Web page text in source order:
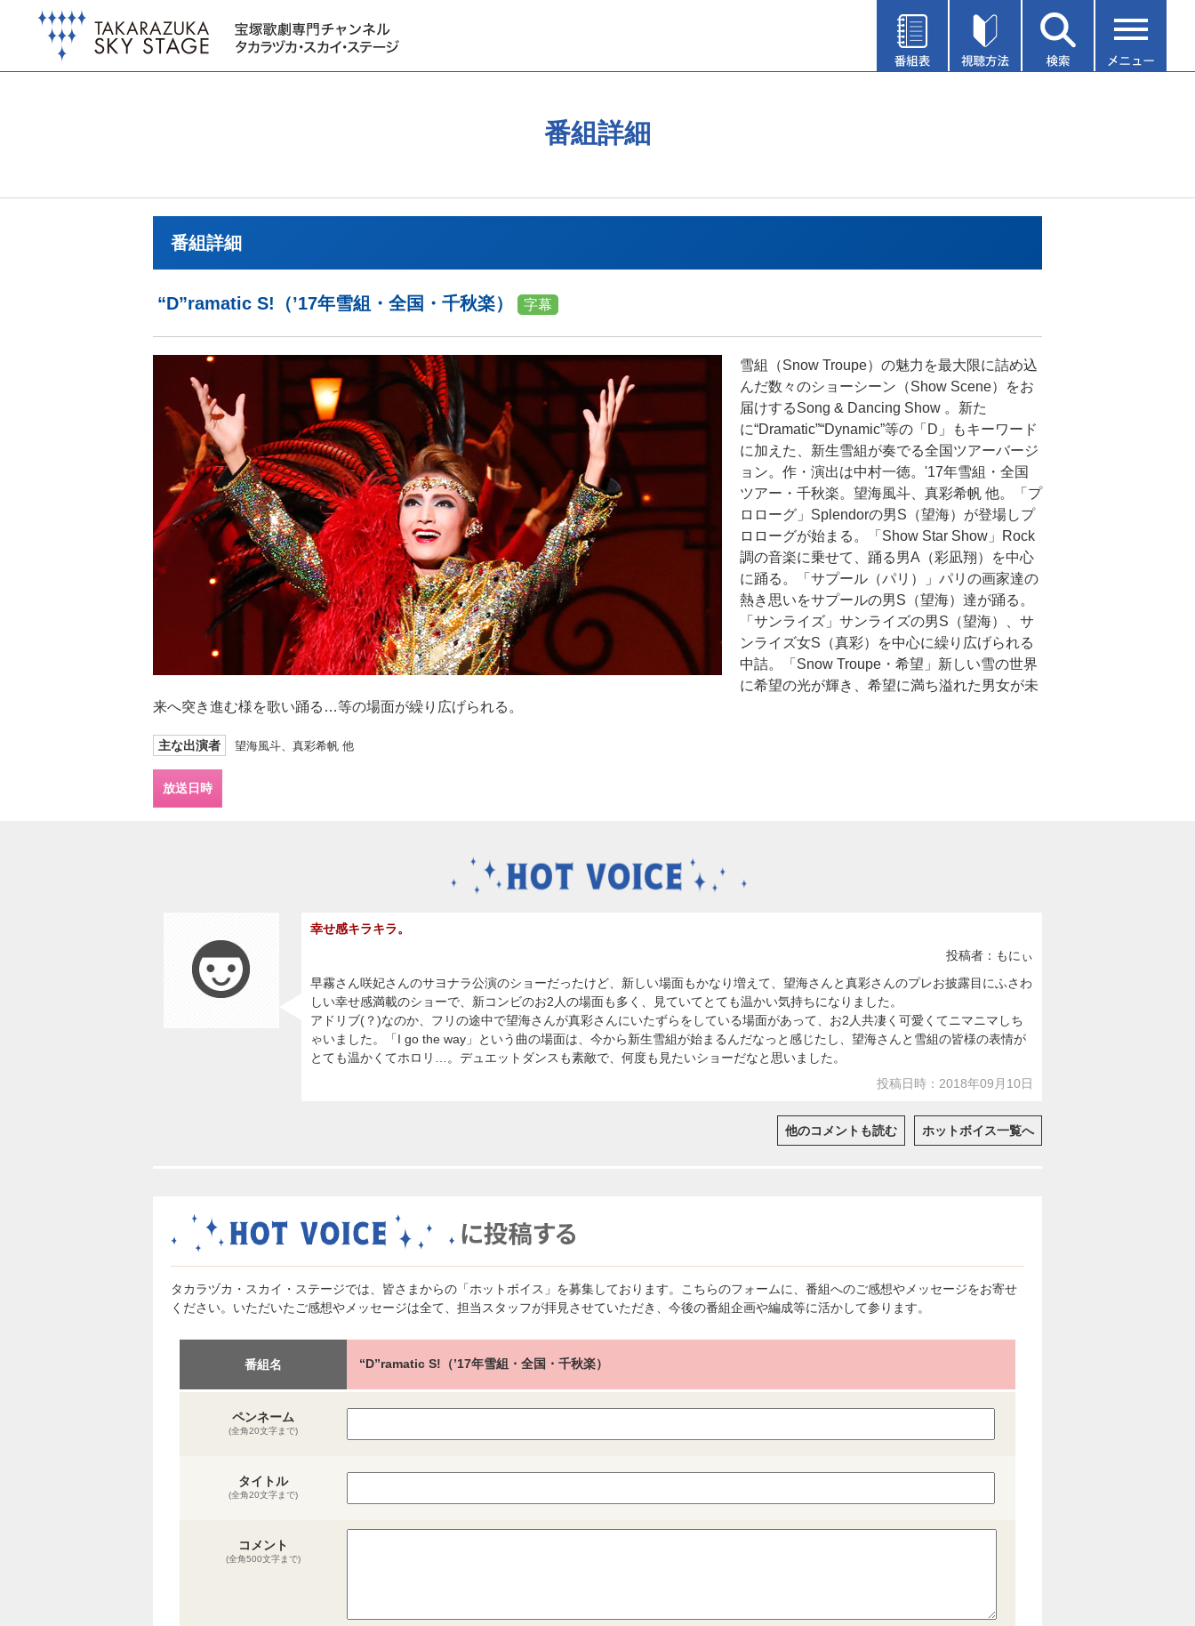
番組詳細
番組詳細
“D”ramatic S!（’17年雪組・全国・千秋楽） 字幕
雪組（Snow Troupe）の魅力を最大限に詰め込
んだ数々のショーシーン（Show Scene）をお
届けするSong & Dancing Show 。新た
に“Dramatic”“Dynamic”等の「D」もキーワード
に加えた、新生雪組が奏でる全国ツアーバージ
ョン。作・演出は中村一徳。'17年雪組・全国
ツアー・千秋楽。望海風斗、真彩希帆 他。「プ
ロローグ」Splendorの男S（望海）が登場しプ
ロローグが始まる。「Show Star Show」Rock
調の音楽に乗せて、踊る男A（彩凪翔）を中心
に踊る。「サプール（パリ）」パリの画家達の
熱き思いをサプールの男S（望海）達が踊る。
「サンライズ」サンライズの男S（望海）、サ
ンライズ女S（真彩）を中心に繰り広げられる
中詰。「Snow Troupe・希望」新しい雪の世界
に希望の光が輝き、希望に満ち溢れた男女が未
来へ突き進む様を歌い踊る…等の場面が繰り広げられる。
主な出演者 望海風斗、真彩希帆 他
放送日時
幸せ感キラキラ。
投稿者：もにぃ
早霧さん咲妃さんのサヨナラ公演のショーだったけど、新しい場面もかなり増えて、望海さんと真彩さんのプレお披露目にふさわ
しい幸せ感満載のショーで、新コンビのお2人の場面も多く、見ていてとても温かい気持ちになりました。
アドリブ(？)なのか、フリの途中で望海さんが真彩さんにいたずらをしている場面があって、お2人共凄く可愛くてニマニマしち
ゃいました。「I go the way」という曲の場面は、今から新生雪組が始まるんだなっと感じたし、望海さんと雪組の皆様の表情が
とても温かくてホロリ…。デュエットダンスも素敵で、何度も見たいショーだなと思いました。
投稿日時：2018年09月10日
他のコメントも読む ホットボイス一覧へ
タカラヅカ・スカイ・ステージでは、皆さまからの「ホットボイス」を募集しております。こちらのフォームに、番組へのご感想やメッセージをお寄せ
ください。いただいたご感想やメッセージは全て、担当スタッフが拝見させていただき、今後の番組企画や編成等に活かして参ります。
番組名 “D”ramatic S!（’17年雪組・全国・千秋楽）
ペンネーム
(全角20文字まで)
タイトル
(全角20文字まで)
コメント
(全角500文字まで)